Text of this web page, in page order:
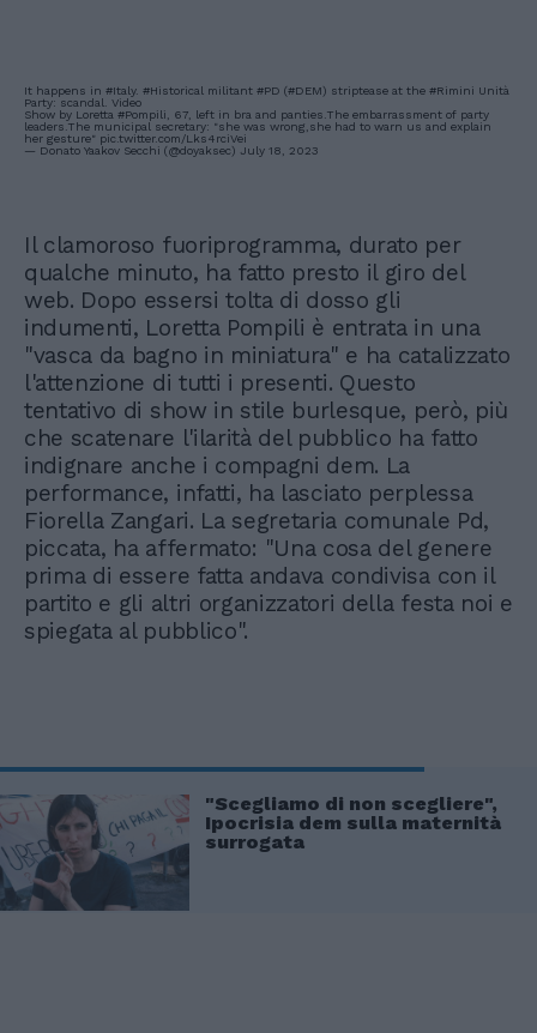
It happens in #Italy. #Historical militant #PD (#DEM) striptease at the #Rimini Unità
Party: scandal. Video
Show by Loretta #Pompili , 67, left in bra and panties.The embarrassment of party
leaders.The municipal secretary: "she was wrong,she had to warn us and explain
her gesture" pic.twitter.com/Lks4rciVei
— Donato Yaakov Secchi (@doyaksec) July 18, 2023
Il clamoroso fuoriprogramma, durato per
qualche minuto, ha fatto presto il giro del
web. Dopo essersi tolta di dosso gli
indumenti, Loretta Pompili è entrata in una
"vasca da bagno in miniatura" e ha catalizzato
l'attenzione di tutti i presenti. Questo
tentativo di show in stile burlesque, però, più
che scatenare l'ilarità del pubblico ha fatto
indignare anche i compagni dem. La
performance, infatti, ha lasciato perplessa
Fiorella Zangari. La segretaria comunale Pd,
piccata, ha affermato: "Una cosa del genere
prima di essere fatta andava condivisa con il
partito e gli altri organizzatori della festa noi e
spiegata al pubblico".
"Scegliamo di non scegliere",
Ipocrisia dem sulla maternità
surrogata